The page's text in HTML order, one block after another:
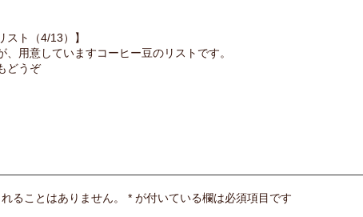
スト（4/13）】
用意していますコーヒー豆のリストです。
どうぞ
ることはありません。 * が付いている欄は必須項目です